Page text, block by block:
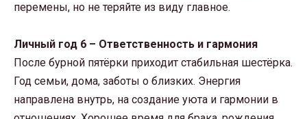
перемены, но не теряйте из виду главное.
Личный год 6 – Ответственность и гармония
После бурной пятёрки приходит стабильная шестёрка.
Год семьи, дома, заботы о близких. Энергия
направлена внутрь, на создание уюта и гармонии в